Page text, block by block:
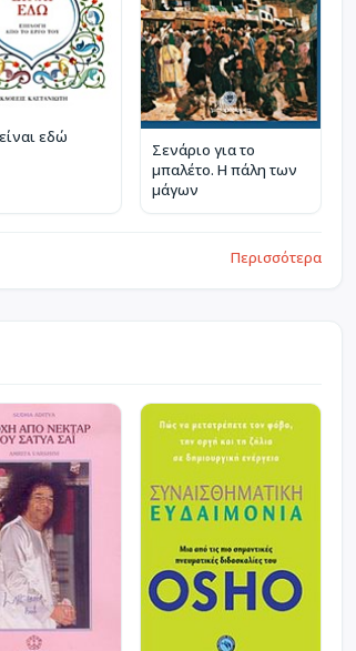
εδώ
Σενάριο για το
μπαλέτο. Η πάλη των
μάγων
Περισσότερα